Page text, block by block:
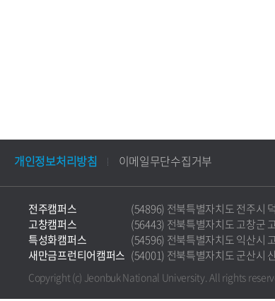
개인정보처리방침 이메일무단수집거부
전주캠퍼스
(54896) 전북특별자치도 전주시
고창캠퍼스
(56443) 전북특별자치도 고창군
특성화캠퍼스
(54596) 전북특별자치도 익산시
새만금프런티어캠퍼스 (54001) 전북특별자치도 군산시
Copyright (c) Jeonbuk National University.All rights